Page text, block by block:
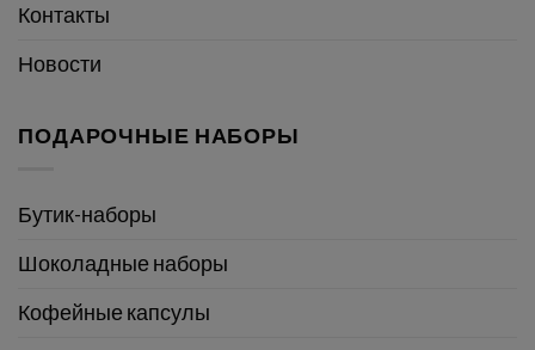
Контакты
Новости
ПОДАРОЧНЫЕ НАБОРЫ
Бутик-наборы
Шоколадные наборы
Кофейные капсулы